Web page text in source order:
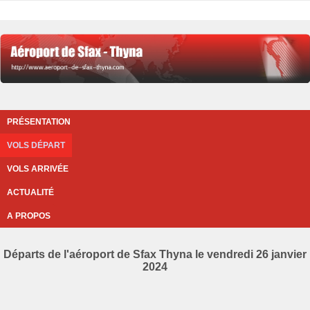
PRÉSENTATION
VOLS DÉPART
VOLS ARRIVÉE
ACTUALITÉ
A PROPOS
Départs de l'aéroport de Sfax Thyna le vendredi 26 janvier
2024